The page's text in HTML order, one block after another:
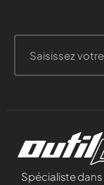
Spécialiste